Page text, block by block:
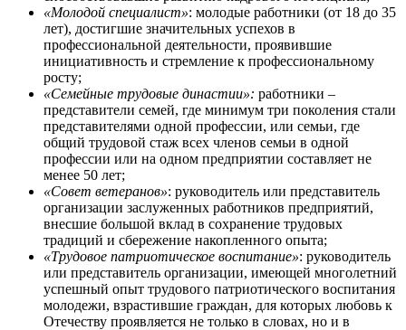
«Молодой специалист»: молодые работники (от 18 до 35
лет), достигшие значительных успехов в
профессиональной деятельности, проявившие
инициативность и стремление к профессиональному
росту;
«Семейные трудовые династии»: работники –
представители семей, где минимум три поколения стали
представителями одной профессии, или семьи, где
общий трудовой стаж всех членов семьи в одной
профессии или на одном предприятии составляет не
менее 50 лет;
«Совет ветеранов»: руководитель или представитель
организации заслуженных работников предприятий,
внесшие большой вклад в сохранение трудовых
традиций и сбережение накопленного опыта;
«Трудовое патриотическое воспитание»: руководитель
или представитель организации, имеющей многолетний
успешный опыт трудового патриотического воспитания
молодежи, взрастившие граждан, для которых любовь к
Отечеству проявляется не только в словах, но и в